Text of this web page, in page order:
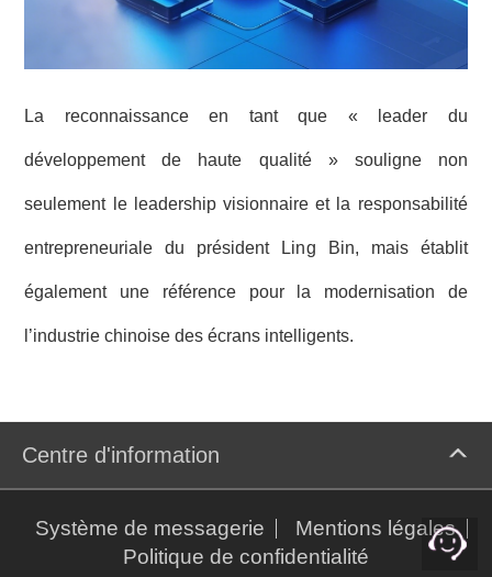
La reconnaissance en tant que « leader du
développement de haute qualité » souligne non
seulement le leadership visionnaire et la responsabilité
entrepreneuriale du président Ling Bin, mais établit
également une référence pour la modernisation de
l’industrie chinoise des écrans intelligents.
Centre d'information
Système de messagerie
Mentions légales
Politique de confidentialité